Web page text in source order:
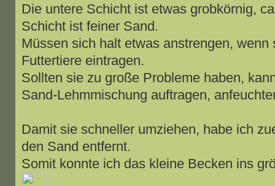
Die untere Schicht ist etwas grobkörnig,
Schicht ist feiner Sand.
Müssen sich halt etwas anstrengen, wenn
Futtertiere eintragen.
Sollten sie zu große Probleme haben,
Sand-Lehmmischung auftragen,
Damit sie schneller umziehen, habe ich
den Sand entfernt.
Somit konnte ich das kleine Becken ins